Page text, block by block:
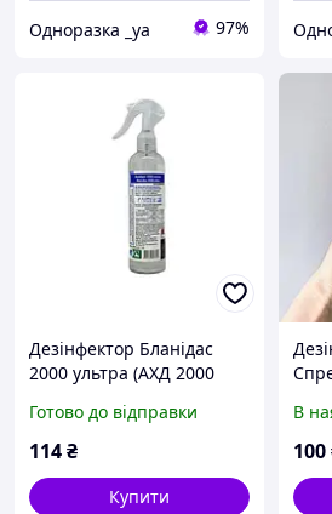
Одноразка _уа 97%
Дезінфектор Бланідас
2000 ультра (АХД 2000
тригером, що дозує
Готово до відправки
114₴
Купити
В
100